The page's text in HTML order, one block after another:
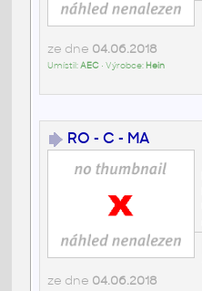
ze dne 04.06.2018
Umístil:AEC• Výrobce: Hein
RO - C - MA
ze dne 04.06.2018